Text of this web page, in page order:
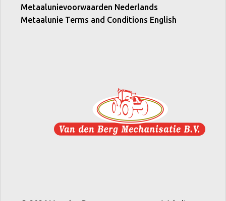
Metaalunievoorwaarden Nederlands
Metaalunie Terms and Conditions English